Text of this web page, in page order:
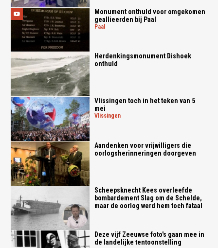
Monument onthuld voor omgekomen
geallieerden bij Paal
paal
Herdenkingsmonument Dishoek
onthuld
Vlissingen toch in het teken van 5
mei
vlissingen
Aandenken voor vrijwilligers die
oorlogsherinneringen doorgeven
Scheepsknecht Kees overleefde
bombardement Slag om de Schelde,
maar de oorlog werd hem toch fataal
Deze vijf Zeeuwse foto's gaan mee in
de landelijke tentoonstelling